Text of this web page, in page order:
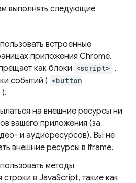
выполнять следующие
встроенные
приложения Chrome.
как блоки <script> ,
событий ( <button
).
на внешние ресурсы ни
вашего приложения (за
и аудиоресурсов). Вы не
внешние ресурсы в iframe.
методы
в JavaScript, такие как